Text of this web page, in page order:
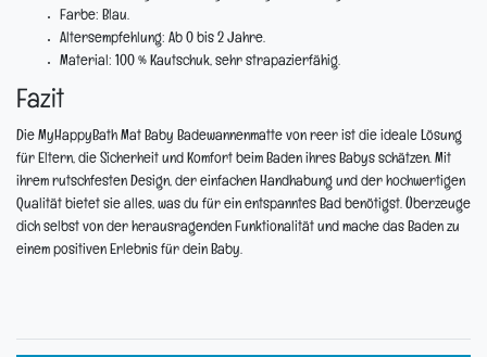
Farbe: Blau.
Altersempfehlung: Ab 0 bis 2 Jahre.
Material: 100 % Kautschuk, sehr strapazierfähig.
Fazit
Die MyHappyBath Mat Baby Badewannenmatte von reer ist die ideale Lösung
für Eltern, die Sicherheit und Komfort beim Baden ihres Babys schätzen. Mit
ihrem rutschfesten Design, der einfachen Handhabung und der hochwertigen
Qualität bietet sie alles, was du für ein entspanntes Bad benötigst. Überzeuge
dich selbst von der herausragenden Funktionalität und mache das Baden zu
einem positiven Erlebnis für dein Baby.